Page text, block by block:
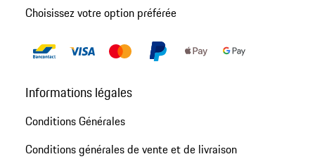
Choisissez votre option préférée
Informations légales
Conditions Générales
Conditions générales de vente et de livraison